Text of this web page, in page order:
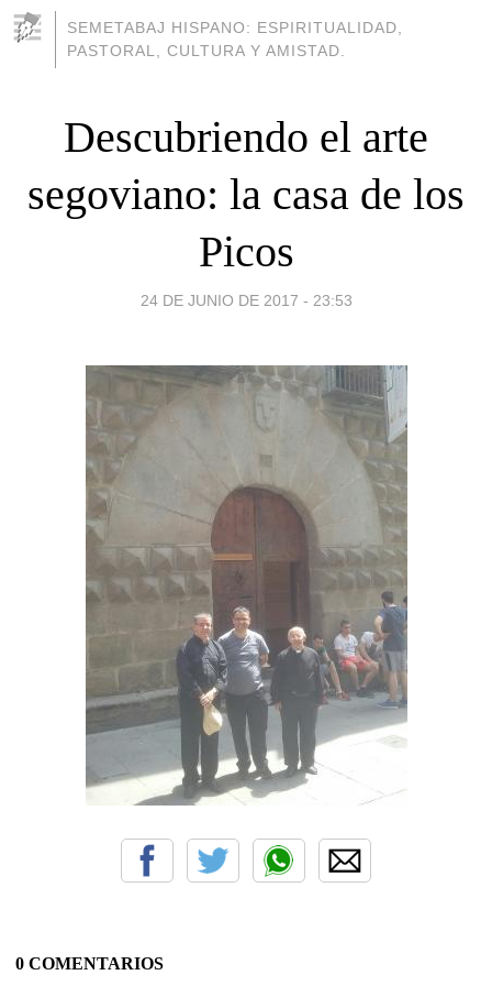
SEMETABAJ HISPANO: ESPIRITUALIDAD,
PASTORAL, CULTURA Y AMISTAD.
Descubriendo el arte
segoviano: la casa de los
Picos
24 DE JUNIO DE 2017 - 23:53
0 COMENTARIOS